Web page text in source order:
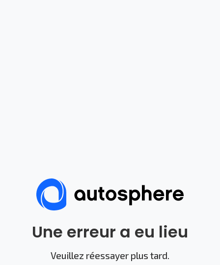
Une erreur a eu lieu
Veuillez réessayer plus tard.